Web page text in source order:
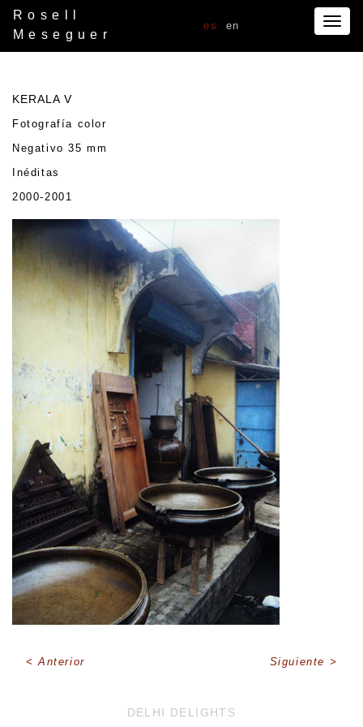
Rosell
Meseguer
es en
DELHI DELIGHTS
KERALA V
Fotografía color
Negativo 35 mm
Inéditas
2000-2001
Anterior Siguiente